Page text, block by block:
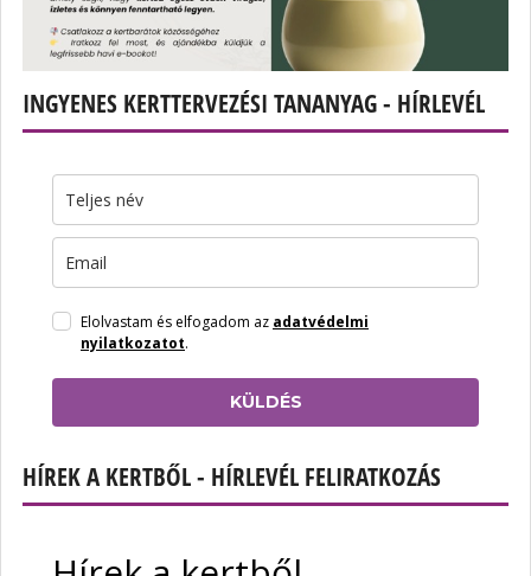
INGYENES KERTTERVEZÉSI TANANYAG - HÍRLEVÉL
Elolvastam és elfogadom az adatvédelmi
nyilatkozatot.
KÜLDÉS
HÍREK A KERTBŐL - HÍRLEVÉL FELIRATKOZÁS